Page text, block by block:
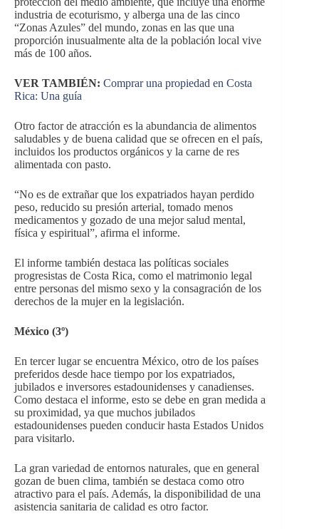
industria de ecoturismo, y alberga una de las cinco
“Zonas Azules” del mundo, zonas en las que una
proporción inusualmente alta de la población local vive
más de 100 años.
VER TAMBIÉN: Comprar una propiedad en Costa
Rica: Una guía
Otro factor de atracción es la abundancia de alimentos
saludables y de buena calidad que se ofrecen en el país,
incluidos los productos orgánicos y la carne de res
alimentada con pasto.
“No es de extrañar que los expatriados hayan perdido
peso, reducido su presión arterial, tomado menos
medicamentos y gozado de una mejor salud mental,
física y espiritual”, afirma el informe.
El informe también destaca las políticas sociales
progresistas de Costa Rica, como el matrimonio legal
entre personas del mismo sexo y la consagración de los
derechos de la mujer en la legislación.
México (3º)
En tercer lugar se encuentra México, otro de los países
preferidos desde hace tiempo por los expatriados,
jubilados e inversores estadounidenses y canadienses.
Como destaca el informe, esto se debe en gran medida a
su proximidad, ya que muchos jubilados
estadounidenses pueden conducir hasta Estados Unidos
para visitarlo.
La gran variedad de entornos naturales, que en general
gozan de buen clima, también se destaca como otro
atractivo para el país. Además, la disponibilidad de una
asistencia sanitaria de calidad es otro factor.